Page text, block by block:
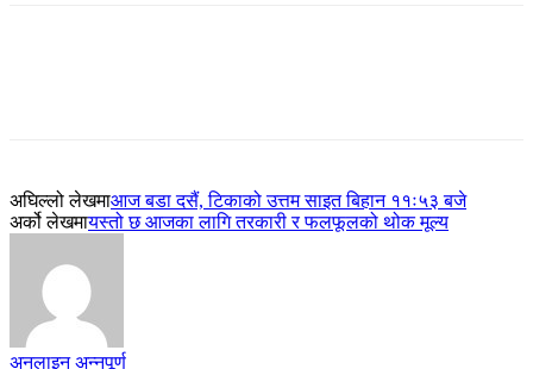
अघिल्लो लेखमाआज बडा दसैं, टिकाको उत्तम साइत बिहान ११ः५३ बजे
अर्को लेखमायस्तो छ आजका लागि तरकारी र फलफूलको थोक मूल्य
अनलाइन अन्नपूर्ण